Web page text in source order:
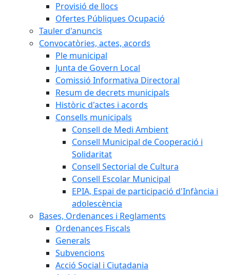
Provisió de llocs
Ofertes Públiques Ocupació
Tauler d'anuncis
Convocatòries, actes, acords
Ple municipal
Junta de Govern Local
Comissió Informativa Directoral
Resum de decrets municipals
Històric d'actes i acords
Consells municipals
Consell de Medi Ambient
Consell Municipal de Cooperació i
Solidaritat
Consell Sectorial de Cultura
Consell Escolar Municipal
EPIA, Espai de participació d'Infància i
adolescència
Bases, Ordenances i Reglaments
Ordenances Fiscals
Generals
Subvencions
Acció Social i Ciutadania